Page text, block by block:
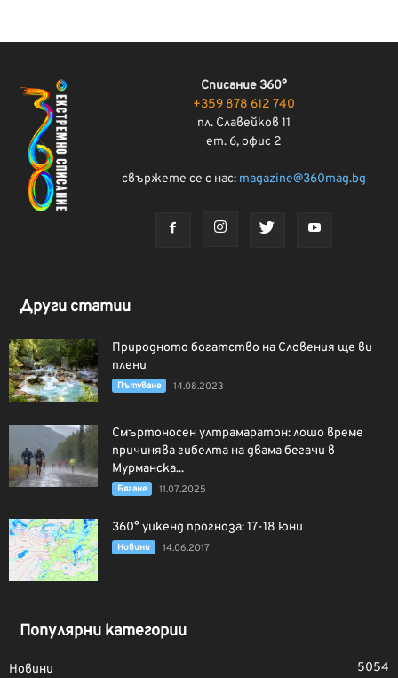
Списание 360°
+359 878 612 740
пл. Славейков 11
ет. 6, офис 2
свържете се с нас: magazine@360mag.bg
Други статии
Природното богатство на Словения ще ви
плени
Пътуване 14.08.2023
Смъртоносен ултрамаратон: лошо време
причинява гибелта на двама бегачи в
Мурманска...
Бягане 11.07.2025
360° уикенд прогноза: 17-18 юни
Новини 14.06.2017
Популярни категории
Новини 5054